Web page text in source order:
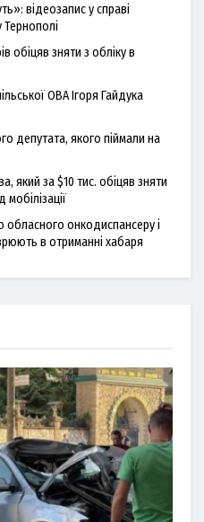
відеозапис у справі
обіцяв зняти з обліку в
ОВА Ігоря Гайдука
депутата, якого піймали на
який за $10 тис. обіцяв зняти
обласного онкодиспансеру і
в отриманні хабаря